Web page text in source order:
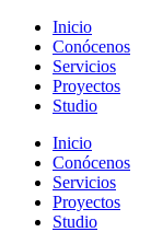
Inicio
Conócenos
Servicios
Proyectos
Studio
Inicio
Conócenos
Servicios
Proyectos
Studio